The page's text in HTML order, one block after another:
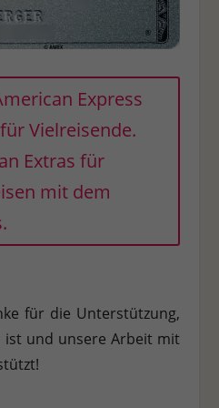
Express
Vielreisende.
Extras für
mit dem
für die Unterstützung,
und unsere Arbeit mit